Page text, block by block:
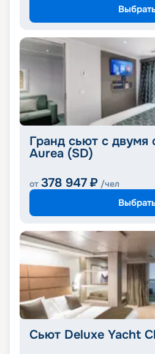
Гранд сьют с двумя
Aurea (SD)
от 378 947 ₽ /чел
Сьют Deluxe Yacht